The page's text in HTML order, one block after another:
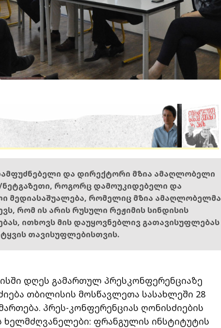
და დირექტორი მზია ამაღლობელი
ნეტგაზეთი, როგორც დამოუკიდებელი და
მედიასაშუალება, რომელიც მზია ამაღლობელმა
რომ ის არის რუსული რეჟიმის სინდისის
ითხოვს მის დაუყოვნებლივ გათავისუფლებას
თავისუფლებისთვის.
დღეს გამართულ პრესკონფერენციაზე
თბილისის მოსწავლეთა სასახლეში 28
პრეს-კონფერენციას ღონისძიების
ხელმძღვანელები: ფრანგულის ინსტიტუტის